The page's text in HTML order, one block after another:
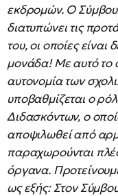
εκδρομών. Ο
διατυπώνει τις
του, οι οποίες είναι
μονάδα! Με αυτό το
αυτονομία των
υποβαθμίζεται ο
Διδασκόντων, ο
αποψιλωθεί από
παραχωρούνται
όργανα.
ως εξής: Στον